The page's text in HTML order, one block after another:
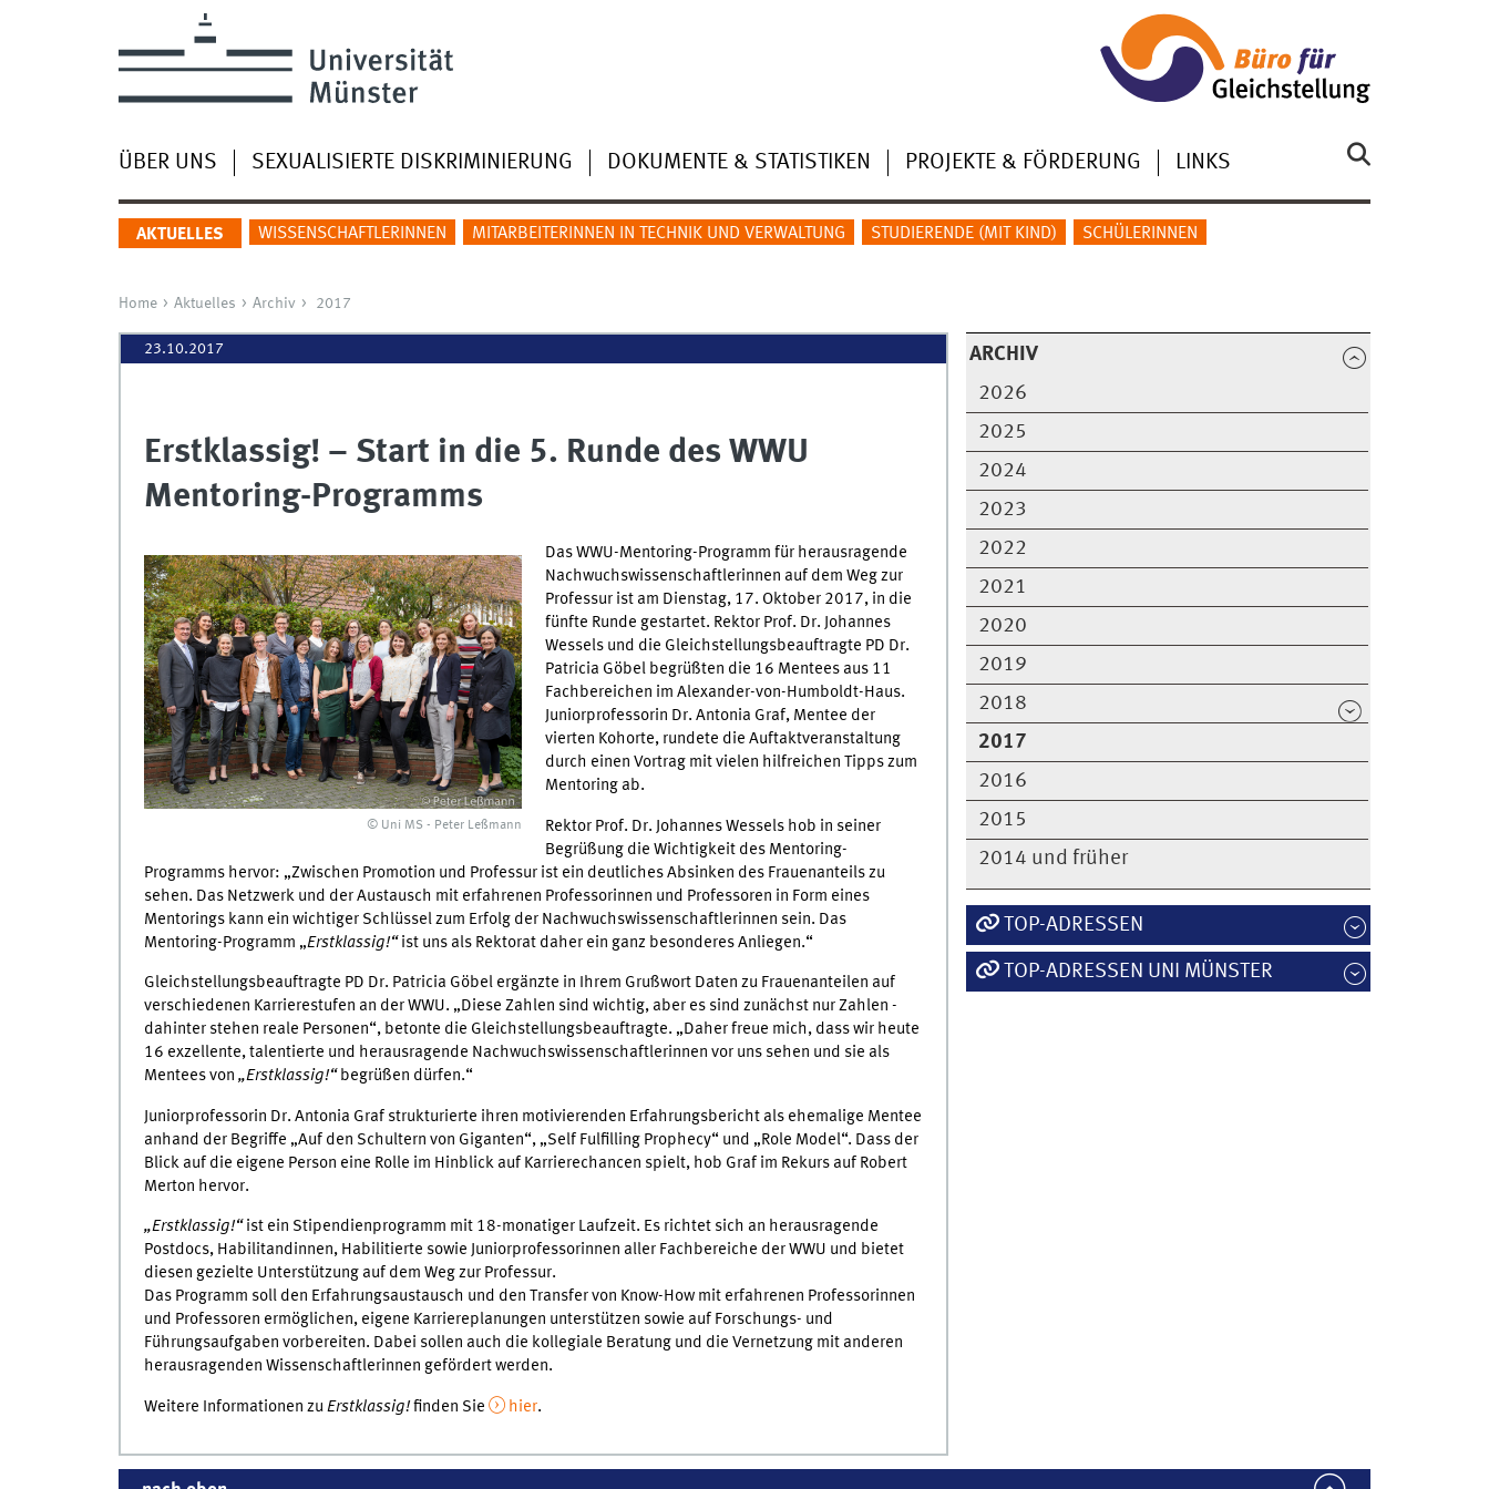
ÜBER UNS SEXUALISIERTE DISKRIMINIERUNG DOKUMENTE & STATISTIKEN PROJEKTE & FÖRDERUNG LINKS
AKTUELLES WISSENSCHAFTLERINNEN MITARBEITERINNEN IN TECHNIK UND VERWALTUNG STUDIERENDE (MIT KIND) SCHÜLERINNEN
Home Aktuelles Archiv 2017
ARCHIV
2026
2025
2024
2023
2022
2021
2020
2019
2018
2017
2016
2015
2014 und früher
23.10.2017
Erstklassig! – Start in die 5. Runde des WWU
Mentoring-Programms
© Uni MS - Peter Leßmann
Das WWU-Mentoring-Programm für herausragende
Nachwuchswissenschaftlerinnen auf dem Weg zur
Professur ist am Dienstag, 17. Oktober 2017, in die
fünfte Runde gestartet. Rektor Prof. Dr. Johannes
Wessels und die Gleichstellungsbeauftragte PD Dr.
Patricia Göbel begrüßten die 16 Mentees aus 11
Fachbereichen im Alexander-von-Humboldt-Haus.
Juniorprofessorin Dr. Antonia Graf, Mentee der
vierten Kohorte, rundete die Auftaktveranstaltung
durch einen Vortrag mit vielen hilfreichen Tipps zum
Mentoring ab.
Rektor Prof. Dr. Johannes Wessels hob in seiner
Begrüßung die Wichtigkeit des Mentoring-
Programms hervor: „Zwischen Promotion und Professur ist ein deutliches Absinken des Frauenanteils zu
sehen. Das Netzwerk und der Austausch mit erfahrenen Professorinnen und Professoren in Form eines
Mentorings kann ein wichtiger Schlüssel zum Erfolg der Nachwuchswissenschaftlerinnen sein. Das
Mentoring-Programm „Erstklassig!“ist uns als Rektorat daher ein ganz besonderes Anliegen.“
Gleichstellungsbeauftragte PD Dr. Patricia Göbel ergänzte in Ihrem Grußwort Daten zu Frauenanteilen auf
verschiedenen Karrierestufen an der WWU. „Diese Zahlen sind wichtig, aber es sind zunächst nur Zahlen -
dahinter stehen reale Personen“, betonte die Gleichstellungsbeauftragte. „Daher freue mich, dass wir heute
16 exzellente, talentierte und herausragende Nachwuchswissenschaftlerinnen vor uns sehen und sie als
Mentees von „Erstklassig!“ begrüßen dürfen.“
Juniorprofessorin Dr. Antonia Graf strukturierte ihren motivierenden Erfahrungsbericht als ehemalige Mentee
anhand der Begriffe „Auf den Schultern von Giganten“, „Self Fulfilling Prophecy“ und „Role Model“. Dass der
Blick auf die eigene Person eine Rolle im Hinblick auf Karrierechancen spielt, hob Graf im Rekurs auf Robert
Merton hervor.
„Erstklassig!“ist ein Stipendienprogramm mit 18-monatiger Laufzeit. Es richtet sich an herausragende
Postdocs, Habilitandinnen, Habilitierte sowie Juniorprofessorinnen aller Fachbereiche der WWU und bietet
diesen gezielte Unterstützung auf dem Weg zur Professur.
Das Programm soll den Erfahrungsaustausch und den Transfer von Know-How mit erfahrenen Professorinnen
und Professoren ermöglichen, eigene Karriereplanungen unterstützen sowie auf Forschungs- und
Führungsaufgaben vorbereiten. Dabei sollen auch die kollegiale Beratung und die Vernetzung mit anderen
herausragenden Wissenschaftlerinnen gefördert werden.
Weitere Informationen zuErstklassig!finden Sie hier.
TOP-ADRESSEN
TOP-ADRESSEN UNI MÜNSTER